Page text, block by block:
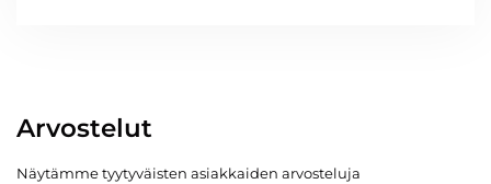
Arvostelut
Näytämme tyytyväisten asiakkaiden arvosteluja